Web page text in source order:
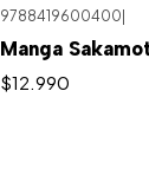
9788419600400
Manga
$12.990